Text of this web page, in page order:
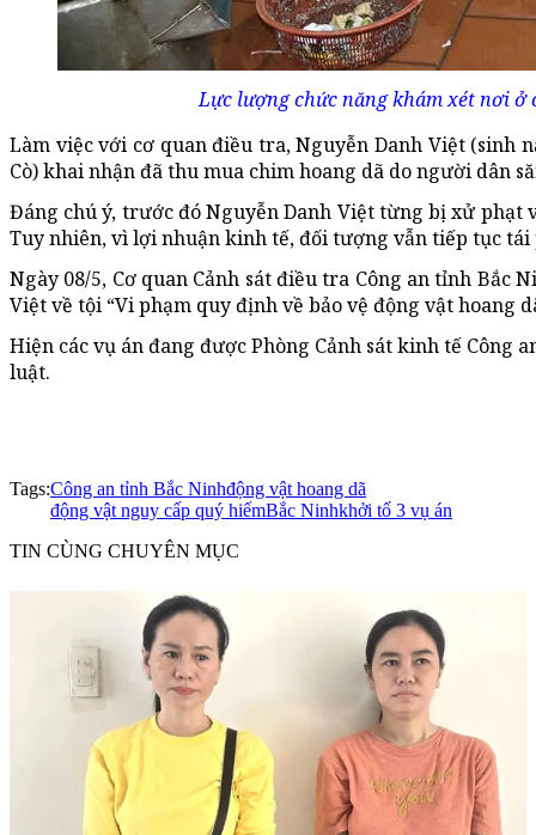
Lực lượng chức năng khám xét nơi ở
Làm việc với cơ quan điều tra, Nguyễn Danh Việt (sinh
Cò) khai nhận đã thu mua chim hoang dã do người dân
Đáng chú ý, trước đó Nguyễn Danh Việt từng bị xử
Tuy nhiên, vì lợi nhuận kinh tế, đối tượng vẫn tiếp tục tái
Ngày 08/5, Cơ quan Cảnh sát điều tra Công an tỉnh
Việt về tội “Vi phạm quy định về bảo vệ động vật hoang
Hiện các vụ án đang được Phòng Cảnh sát kinh tế
luật.
Tags:Công an tỉnh Bắc Ninhđộng vật hoang dã
động vật nguy cấp quý hiếmBắc Ninhkhởi tố 3 vụ án
TIN CÙNG CHUYÊN MỤC